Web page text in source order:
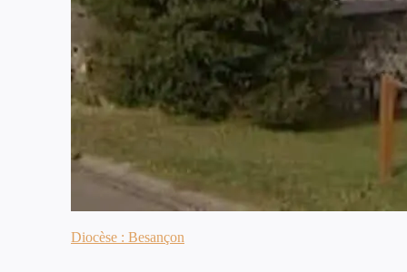
Diocèse : Besançon